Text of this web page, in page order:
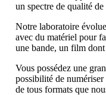
un spectre de qualité
Notre laboratoire
avec du matériel pour
une bande, un film
Vous possédez une
possibilité de
de tous formats que